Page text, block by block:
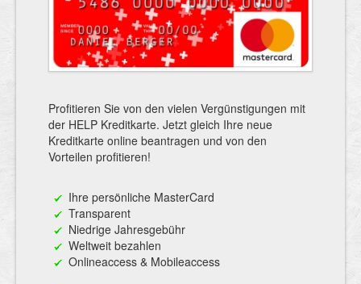
Profitieren Sie von den vielen Vergünstigungen mit
der HELP Kreditkarte. Jetzt gleich Ihre neue
Kreditkarte online beantragen und von den
Vorteilen profitieren!
Ihre persönliche MasterCard
Transparent
Niedrige Jahresgebühr
Weltweit bezahlen
Onlineaccess & Mobileaccess